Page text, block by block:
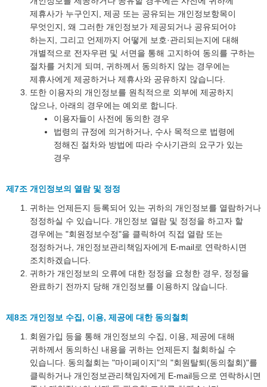
제휴사가 누구인지, 제공 또는 공유되는 개인정보항목이
무엇인지, 왜 그러한 개인정보가 제공되거나 공유되어야
하는지, 그리고 언제까지 어떻게 보호·관리되는지에 대해
개별적으로 전자우편 및 서면을 통해 고지하여 동의를 구하는
절차를 거치게 되며, 귀하께서 동의하지 않는 경우에는
제휴사에게 제공하거나 제휴사와 공유하지 않습니다.
또한 이용자의 개인정보를 원칙적으로 외부에 제공하지
않으나, 아래의 경우에는 예외로 합니다.
이용자들이 사전에 동의한 경우
법령의 규정에 의거하거나, 수사 목적으로 법령에
정해진 절차와 방법에 따라 수사기관의 요구가 있는
경우
제7조 개인정보의 열람 및 정정
귀하는 언제든지 등록되어 있는 귀하의 개인정보를 열람하거나
정정하실 수 있습니다. 개인정보 열람 및 정정을 하고자 할
경우에는 "회원정보수정"을 클릭하여 직접 열람 또는
정정하거나, 개인정보관리책임자에게 E-mail로 연락하시면
조치하겠습니다.
귀하가 개인정보의 오류에 대한 정정을 요청한 경우, 정정을
완료하기 전까지 당해 개인정보를 이용하지 않습니다.
제8조 개인정보 수집, 이용, 제공에 대한 동의철회
회원가입 등을 통해 개인정보의 수집, 이용, 제공에 대해
귀하께서 동의하신 내용을 귀하는 언제든지 철회하실 수
있습니다. 동의철회는 "마이페이지"의 "회원탈퇴(동의철회)"를
클릭하거나 개인정보관리책임자에게 E-mail등으로 연락하시면